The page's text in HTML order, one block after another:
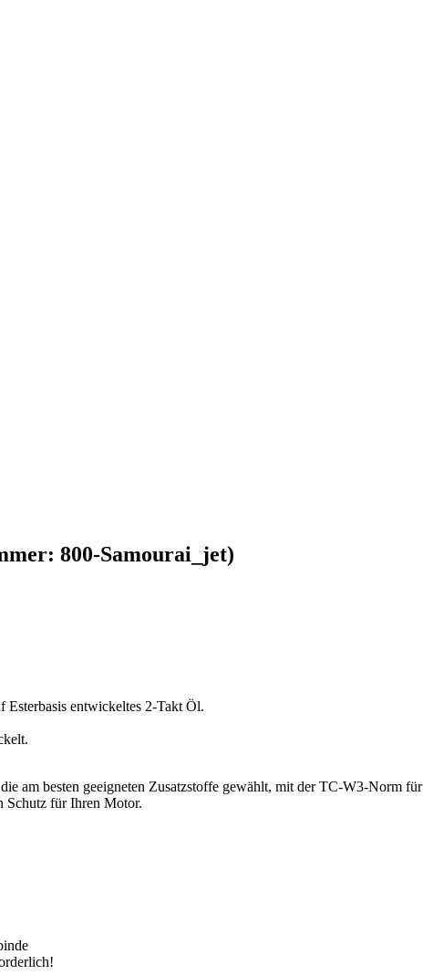
800-Samourai_jet)
entwickeltes 2-Takt Öl.
am besten geeigneten Zusatzstoffe gewählt, mit der TC-W3-Norm für
Schutz für Ihren Motor.